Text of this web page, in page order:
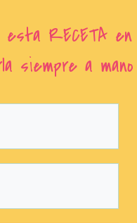
esta RECETA en
siempre a mano